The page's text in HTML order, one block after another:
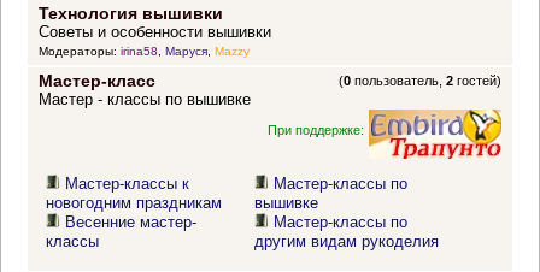
Технология вышивки
Советы и особенности вышивки
Модераторы: irina58, Маруся, Mazzy
Мастер-класс (0 пользователь,2 гостей)
Мастер - классы по вышивке
При поддержке:
Мастер-классы к
новогодним праздникам
Весенние мастер-
классы
Мастер-классы по
вышивке
Мастер-классы по
другим видам рукоделия